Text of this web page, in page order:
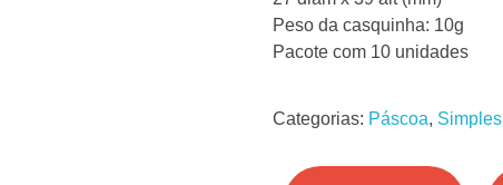
Peso da casquinha: 10g
Pacote com 10 unidades
Categorias: Páscoa, Simples